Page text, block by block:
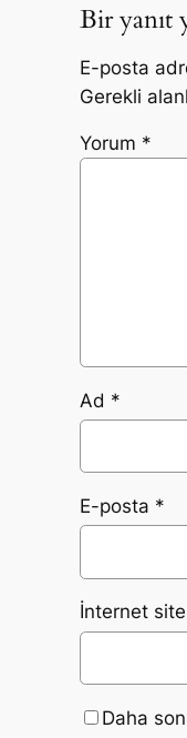
Bir yanıt
E-posta
Gerekli
Yorum *
Ad *
E-posta *
İnternet
Daha